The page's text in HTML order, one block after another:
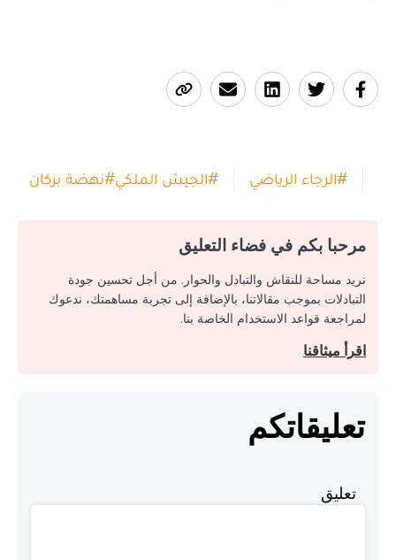
#الرجاء الرياضي #الجيش الملكي#نهضة بركان
مرحبا بكم في فضاء التعليق
نريد مساحة للنقاش والتبادل والحوار. من أجل تحسين جودة
التبادلات بموجب مقالاتنا، بالإضافة إلى تجربة مساهمتك، ندعوك
لمراجعة قواعد الاستخدام الخاصة بنا.
اقرأ ميثاقنا
تعليقاتكم
تعليق